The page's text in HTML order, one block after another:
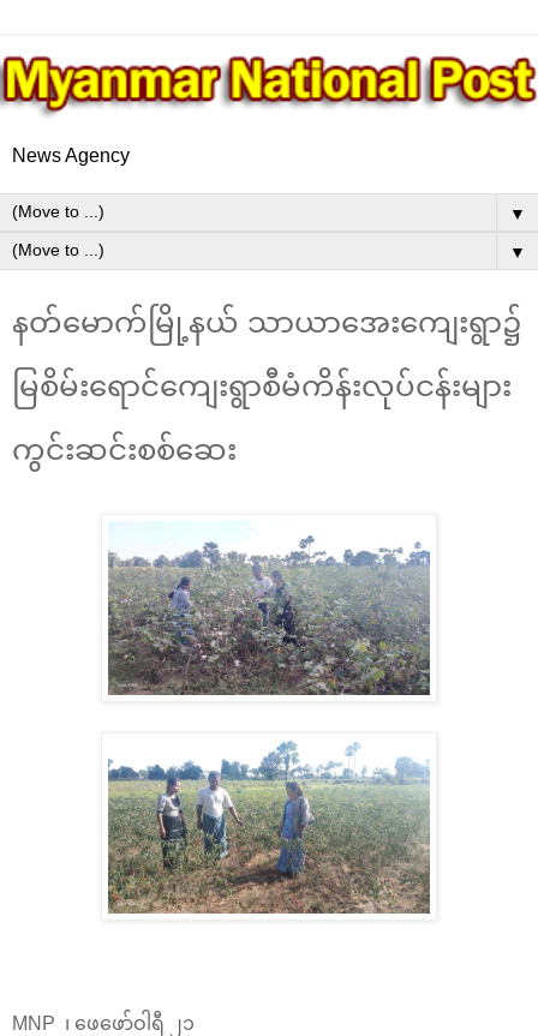
News Agency
▼
▼
နတ်မောက်မြို့နယ် သာယာအေးကျေးရွာ၌
မြစိမ်းရောင်ကျေးရွာစီမံကိန်းလုပ်ငန်းများ
ကွင်းဆင်းစစ်ဆေး
MNP ၊ ဖေဖော်ဝါရီ ၂၁